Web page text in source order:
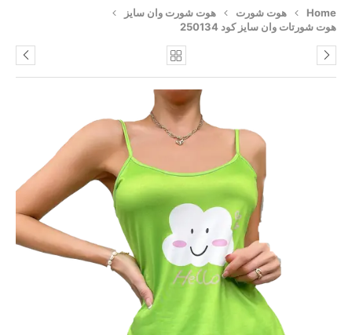
Home هوت شورت
هوت شورت وان سايز
هوت شورتات وان سايز كود 250134